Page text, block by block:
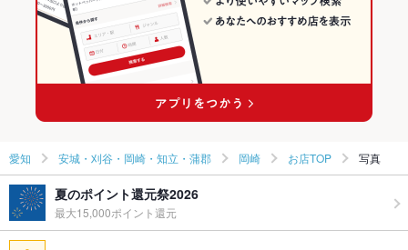
東岡崎駅 × ダイニングバー・バル
東岡崎駅 × 和風・創作
愛知 × 和風・創作
愛知 安城・刈谷・岡崎・知立・蒲郡 岡崎 お店TOP 写真
夏のポイント還元祭2026
最大15,000ポイント還元